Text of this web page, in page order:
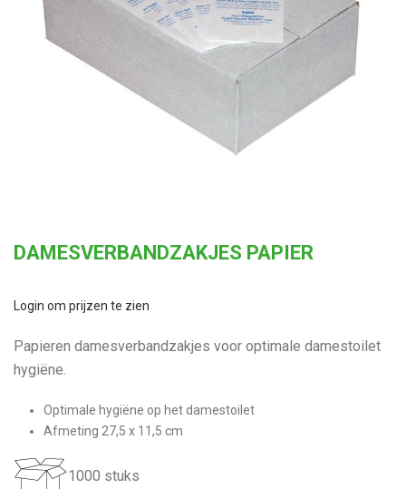
DAMESVERBANDZAKJES PAPIER
Login om prijzen te zien
Papieren damesverbandzakjes voor optimale damestoilet
hygiëne.
Optimale hygiëne op het damestoilet
Afmeting 27,5 x 11,5 cm
1000 stuks